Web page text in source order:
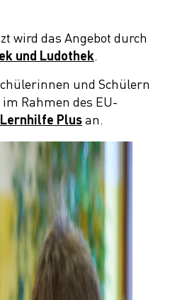
wird das Angebot durch
und Ludothek.
und Schülern
Rahmen des EU-
Lernhilfe Plusan.